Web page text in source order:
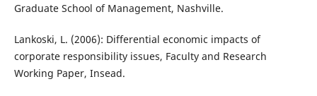
Graduate School of Management, Nashville.
Lankoski, L. (2006): Differential economic impacts of
corporate responsibility issues, Faculty and Research
Working Paper, Insead.